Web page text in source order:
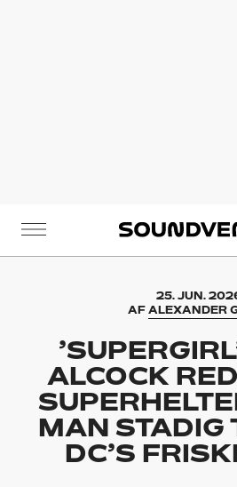
25. JUN.
AFALEXANDER
ALCOCK
MAN STADIG
DC’S